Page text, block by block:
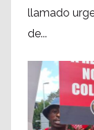
llamado
de...